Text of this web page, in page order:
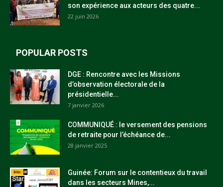
son expérience aux acteurs des quatre...
22 juin 2026
POPULAR POSTS
DGE : Rencontre avec les Missions
d’observation électorale de la
présidentielle...
7 janvier 2026
COMMUNIQUÉ : le versement des pensions
de retraite pour l’échéance de...
28 janvier 2025
Guinée: Forum sur le contentieux du travail
dans les secteurs Mines,...